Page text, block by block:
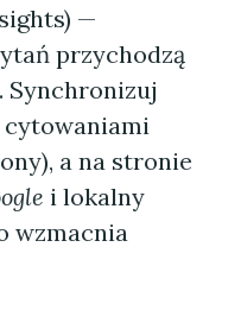
—
przychodzą
Synchronizuj
a na stronie
i lokalny
wzmacnia